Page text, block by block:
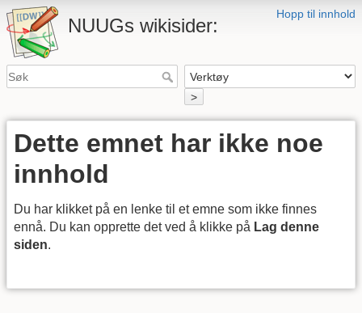
Hopp til innhold
NUUGs wikisider:
>
Dette emnet har ikke noe
innhold
Du har klikket på en lenke til et emne som ikke finnes
ennå. Du kan opprette det ved å klikke på Lag denne
siden.